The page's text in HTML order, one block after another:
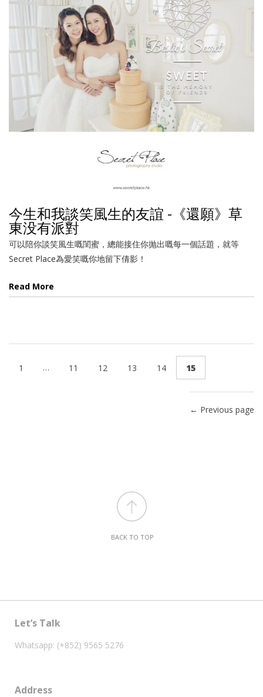
今生和我談笑風生的友誼 -《還願》草
東没有派對
可以陪你談笑風生嘅閨蜜，總能接住你抛出嘅每一個話題，就等
Secret Place為愛笑嘅你地留下倩影！
Read More
1 … 11 12 13 14 15
← Previous page
BACK TO TOP
Let’s Talk
Whatsapp: (+852) 9565 5276
Address